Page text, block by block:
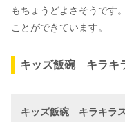
もちょうどよさそうです
ことができています。
キッズ飯碗 キラキ
キッズ飯碗 キラキラ